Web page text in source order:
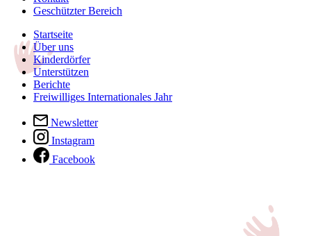
Geschützter Bereich
Startseite
Über uns
Kinderdörfer
Unterstützen
Berichte
Freiwilliges Internationales Jahr
Newsletter
Instagram
Facebook